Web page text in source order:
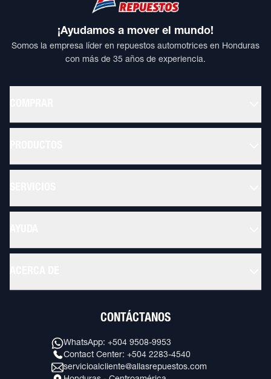
¡Ayudamos a mover el mundo!
Somos la empresa líder en repuestos automotrices en Honduras
con más de 35 años de experiencia.
CONTÁCTANOS
WhatsApp: +504 9508-9953
Contact Center: +504 2283-4540
servicioalcliente@allasrepuestos.com